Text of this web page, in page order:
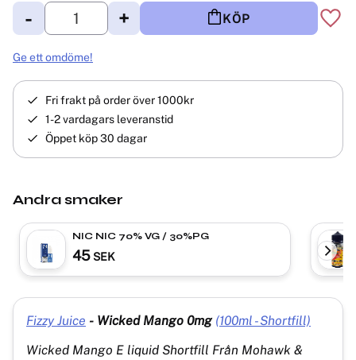
+
- KÖP
Ge ett omdöme!
Fri frakt på order över 1000kr
1-2 vardagars leveranstid
Öppet köp 30 dagar
Andra smaker
NIC NIC 70% VG / 30%PG
45 SEK
Fizzy Juice - Wicked Mango 0mg (100ml - Shortfill)
Wicked Mango E liquid Shortfill Från Mohawk &